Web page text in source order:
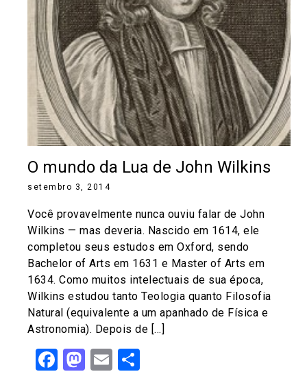
O mundo da Lua de John Wilkins
setembro 3, 2014
Você provavelmente nunca ouviu falar de John
Wilkins — mas deveria. Nascido em 1614, ele
completou seus estudos em Oxford, sendo
Bachelor of Arts em 1631 e Master of Arts em
1634. Como muitos intelectuais de sua época,
Wilkins estudou tanto Teologia quanto Filosofia
Natural (equivalente a um apanhado de Física e
Astronomia). Depois de […]
Facebook
Mastodon
Email